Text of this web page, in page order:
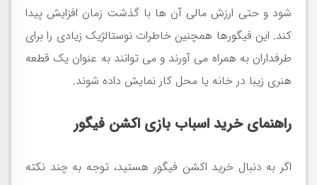
شود و حتی ارزش مالی آن ها با گذشت زمان افزایش پیدا
کند. این فیگورها همچنین خاطرات نوستالژیک زیادی را برای
طرفداران به همراه می آورند و می توانند به عنوان یک قطعه
هنری زیبا در خانه یا محل کار نمایش داده شوند.
راهنمای خرید اسباب بازی اکشن فیگور
اگر به دنبال خرید اکشن فیگور هستید، توجه به چند نکته